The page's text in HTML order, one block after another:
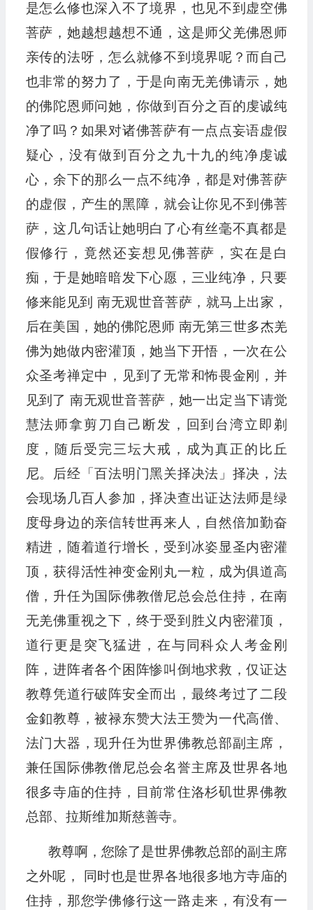
是怎么修也深入不了境界，也见不到虚空佛
菩萨，她越想越想不通，这是师父羌佛恩师
亲传的法呀，怎么就修不到境界呢？而自己
也非常的努力了，于是向南无羌佛请示，她
的佛陀恩师问她，你做到百分之百的虔诚纯
净了吗？如果对诸佛菩萨有一点点妄语虚假
疑心，没有做到百分之九十九的纯净虔诚
心，余下的那么一点不纯净，都是对佛菩萨
的虚假，产生的黑障，就会让你见不到佛菩
萨，这几句话让她明白了心有丝毫不真都是
假修行，竟然还妄想见佛菩萨，实在是白
痴，于是她暗暗发下心愿，三业纯净，只要
修来能见到 南无观世音菩萨，就马上出家，
后在美国，她的佛陀恩师 南无第三世多杰羌
佛为她做内密灌顶，她当下开悟，一次在公
众圣考禅定中，见到了无常和怖畏金刚，并
见到了 南无观世音菩萨，她一出定当下请觉
慧法师拿剪刀自己断发，回到台湾立即剃
度，随后受完三坛大戒，成为真正的比丘
尼。后经「百法明门黑关择决法」择决，法
会现场几百人参加，择决查出证达法师是绿
度母身边的亲信转世再来人，自然倍加勤奋
精进，随着道行增长，受到冰姿显圣内密灌
顶，获得活性神变金刚丸一粒，成为俱道高
僧，升任为国际佛教僧尼总会总住持，在南
无羌佛重视之下，终于受到胜义内密灌顶，
道行更是突飞猛进，在与同科众人考金刚
阵，进阵者各个困阵惨叫倒地求救，仅证达
教尊凭道行破阵安全而出，最终考过了二段
金釦教尊，被禄东赞大法王赞为一代高僧、
法门大器，现升任为世界佛教总部副主席，
兼任国际佛教僧尼总会名誉主席及世界各地
很多寺庙的住持，目前常住洛杉矶世界佛教
总部、拉斯维加斯慈善寺。
教尊啊，您除了是世界佛教总部的副主席
之外呢， 同时也是世界各地很多地方寺庙的
住持，那您学佛修行这一路走来，有没有一